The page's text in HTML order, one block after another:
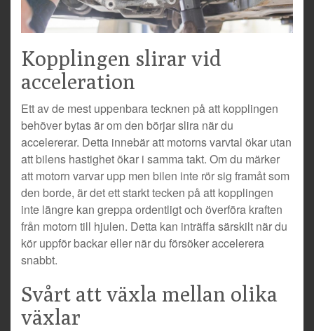
Kopplingen slirar vid
acceleration
Ett av de mest uppenbara tecknen på att kopplingen
behöver bytas är om den börjar slira när du
accelererar. Detta innebär att motorns varvtal ökar utan
att bilens hastighet ökar i samma takt. Om du märker
att motorn varvar upp men bilen inte rör sig framåt som
den borde, är det ett starkt tecken på att kopplingen
inte längre kan greppa ordentligt och överföra kraften
från motorn till hjulen. Detta kan inträffa särskilt när du
kör uppför backar eller när du försöker accelerera
snabbt.
Svårt att växla mellan olika
växlar